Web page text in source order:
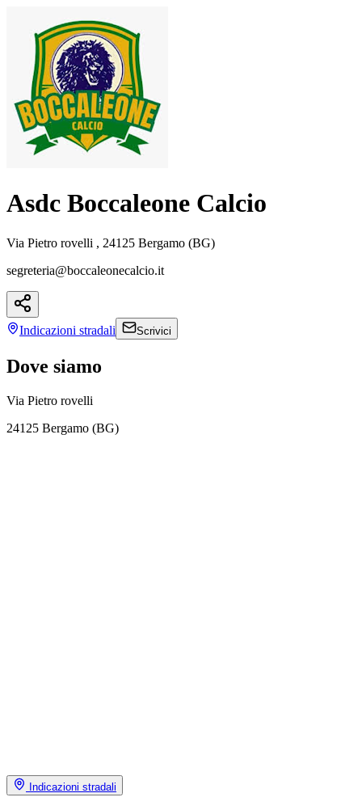
Asdc Boccaleone Calcio
Via Pietro rovelli , 24125 Bergamo (BG)
segreteria@boccaleonecalcio.it
Indicazioni stradali Scrivici
Dove siamo
Via Pietro rovelli
24125 Bergamo (BG)
Indicazioni stradali